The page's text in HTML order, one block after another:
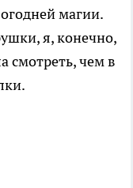
магии.
я, конечно,
смотреть, чем в